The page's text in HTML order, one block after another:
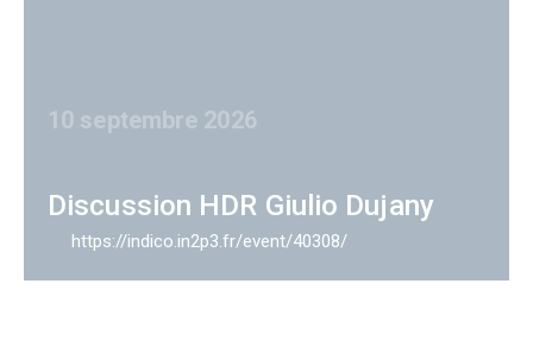
10 septembre 2026
Discussion HDR Giulio Dujany
https://indico.in2p3.fr/event/40308/